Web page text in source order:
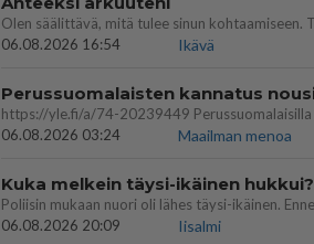
06.08.2026 16:54
Ikävä
06.08.2026 03:24
Maailman menoa
Kuka melkein täysi-ikäinen hukkui?
06.08.2026 20:09
Iisalmi